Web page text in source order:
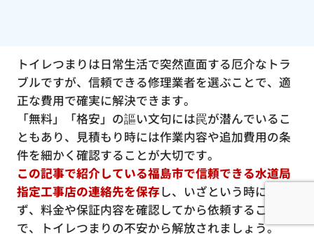
トイレつまりは日常生活で突然直面する厄介なトラ
ブルですが、信頼できる修理業者を選ぶことで、適
正な費用で確実に解決できます。
「無料」「格安」の謳い文句には罠が潜んでいるこ
ともあり、見積もり時には作業内容や追加費用の条
件を細かく確認することが大切です。
この記事で紹介している福島市で信頼できる水道局
指定工事店の連絡先を保存し、いざという時に慌て
ず、料金や保証内容を確認してから依頼すること
で、トイレつまりの不安から解放されましょう。